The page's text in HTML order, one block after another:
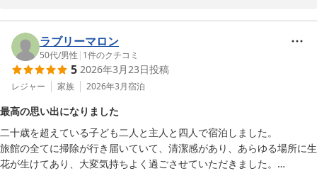
当館の接客の温かみや、但馬の食材にこだわりぬいた料理でゆった
りとしたお食事時間をお過ごしいただけたのではないでしょうか？
次回お越しの際もお気に入り！と言っていただけますようこれから
も精進してまいります。
またのお越しを心よりお待ちしております。
城崎温泉 湯楽 Ｙｕｒａｋｕ Ｋｉｎｏｓａｋｉ Ｓｐａ＆Ｇａ
2026-07-17
ラブリーマロン
50代/男性 | 1件のクチコミ
5 2026年3月23日投稿
レジャー 家族 2026年3月宿泊
最高の思い出になりました
二十歳を超えている子ども二人と主人と四人で宿泊しました。
旅館の全てに掃除が行き届いていて、清潔感があり、あらゆる場所に生
花が生けてあり、大変気持ちよく過ごさせていただきました。